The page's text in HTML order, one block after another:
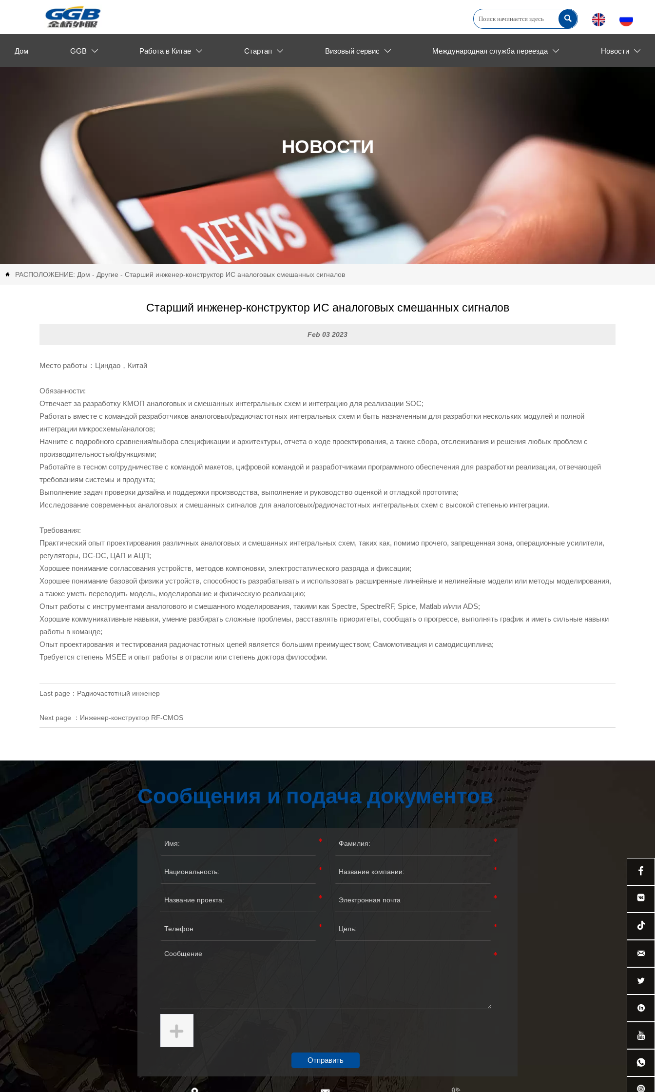

Дом GGB  Работа в Китае  Стартап  Визовый сервис  Международная служба переезда  Новости 
НОВОСТИ
 РАСПОЛОЖЕНИЕ: Дом - Другие - Старший инженер-конструктор ИС аналоговых смешанных сигналов
Старший инженер-конструктор ИС аналоговых смешанных сигналов
Feb 03 2023
Место работы：Циндао，Китай
Обязанности:
Отвечает за разработку КМОП аналоговых и смешанных интегральных схем и интеграцию для реализации SOC;
Работать вместе с командой разработчиков аналоговых/радиочастотных интегральных схем и быть назначенным для разработки нескольких модулей и полной
интеграции микросхемы/аналогов;
Начните с подробного сравнения/выбора спецификации и архитектуры, отчета о ходе проектирования, а также сбора, отслеживания и решения любых проблем с
производительностью/функциями;
Работайте в тесном сотрудничестве с командой макетов, цифровой командой и разработчиками программного обеспечения для разработки реализации, отвечающей
требованиям системы и продукта;
Выполнение задач проверки дизайна и поддержки производства, выполнение и руководство оценкой и отладкой прототипа;
Исследование современных аналоговых и смешанных сигналов для аналоговых/радиочастотных интегральных схем с высокой степенью интеграции.
Требования:
Практический опыт проектирования различных аналоговых и смешанных интегральных схем, таких как, помимо прочего, запрещенная зона, операционные усилители,
регуляторы, DC-DC, ЦАП и АЦП;
Хорошее понимание согласования устройств, методов компоновки, электростатического разряда и фиксации;
Хорошее понимание базовой физики устройств, способность разрабатывать и использовать расширенные линейные и нелинейные модели или методы моделирования,
а также уметь переводить модель, моделирование и физическую реализацию;
Опыт работы с инструментами аналогового и смешанного моделирования, такими как Spectre, SpectreRF, Spice, Matlab и/или ADS;
Хорошие коммуникативные навыки, умение разбирать сложные проблемы, расставлять приоритеты, сообщать о прогрессе, выполнять график и иметь сильные навыки
работы в команде;
Опыт проектирования и тестирования радиочастотных цепей является большим преимуществом; Самомотивация и самодисциплина;
Требуется степень MSEE и опыт работы в отрасли или степень доктора философии.
Last page： Радиочастотный инженер
Next page ： Инженер-конструктор RF-CMOS
Сообщения и подача документов
Отправить






